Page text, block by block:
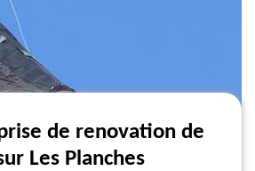
de renovation de
Les Planches